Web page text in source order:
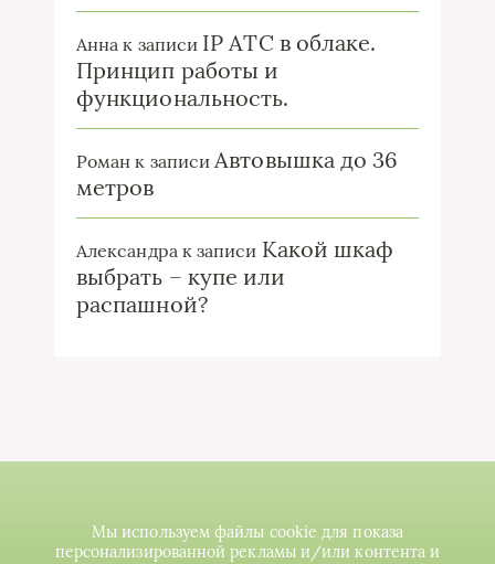
Анна к записи IP ATC в облаке.
Принцип работы и
функциональность.
Роман к записи Автовышка до 36
метров
Александра к записи Какой шкаф
выбрать – купе или
распашной?
Мы используем файлы cookie для показа
персонализированной рекламы и/или контента и